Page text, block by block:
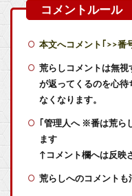
【艦これ】もちもちーの
【艦これ】てーいとーく
【艦これ】競泳水着いん
【画像】株の暴落を描
本文へコメント｢>>番
荒らしコメントは無視
が返ってくるのを心待
なくなります。
｢管理人へ ※番は荒ら
ます
↑コメント欄へは反映
荒らしへのコメントも